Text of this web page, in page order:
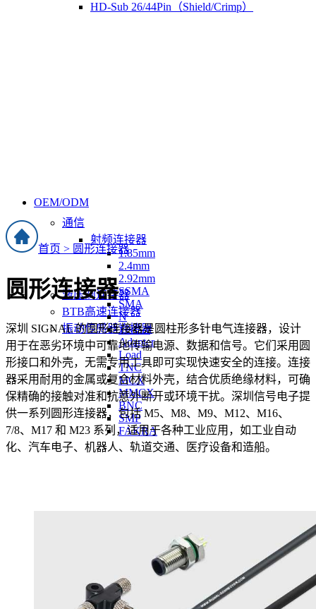
HD-Sub 26/44Pin（Shield/Crimp）
液压阀连接器
BTB高速连接器
振动传感器连接器
通信
射频连接器
1.85mm
2.4mm
2.92mm
SSMA
SMA
N
TNCA
Adapter
Load
TNC
MCX
MMCX
BNC
SMP
FAKRA
船舶海洋
NMEA2000
OEM/ODM
首页 > 圆形连接器
圆形连接器
深圳 SIGNAL 的圆形连接器是圆柱形多针电气连接器，设计
用于在恶劣环境中可靠地传输电源、数据和信号。它们采用圆
形接口和外壳，无需专用工具即可实现快速安全的连接。连接
器采用耐用的金属或复合材料外壳，结合优质绝缘材料，可确
保精确的接触对准和抗意外断开或环境干扰。深圳信号电子提
供一系列圆形连接器，包括 M5、M8、M9、M12、M16、
7/8、M17 和 M23 系列，适用于各种工业应用，如工业自动
化、汽车电子、机器人、轨道交通、医疗设备和造船。